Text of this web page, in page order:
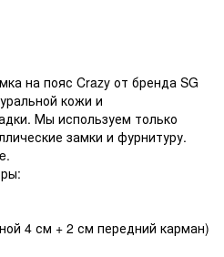
на пояс Crazy от бренда SG
кожи и
Мы используем только
замки и фурнитуру.
4 см + 2 см передний карман)